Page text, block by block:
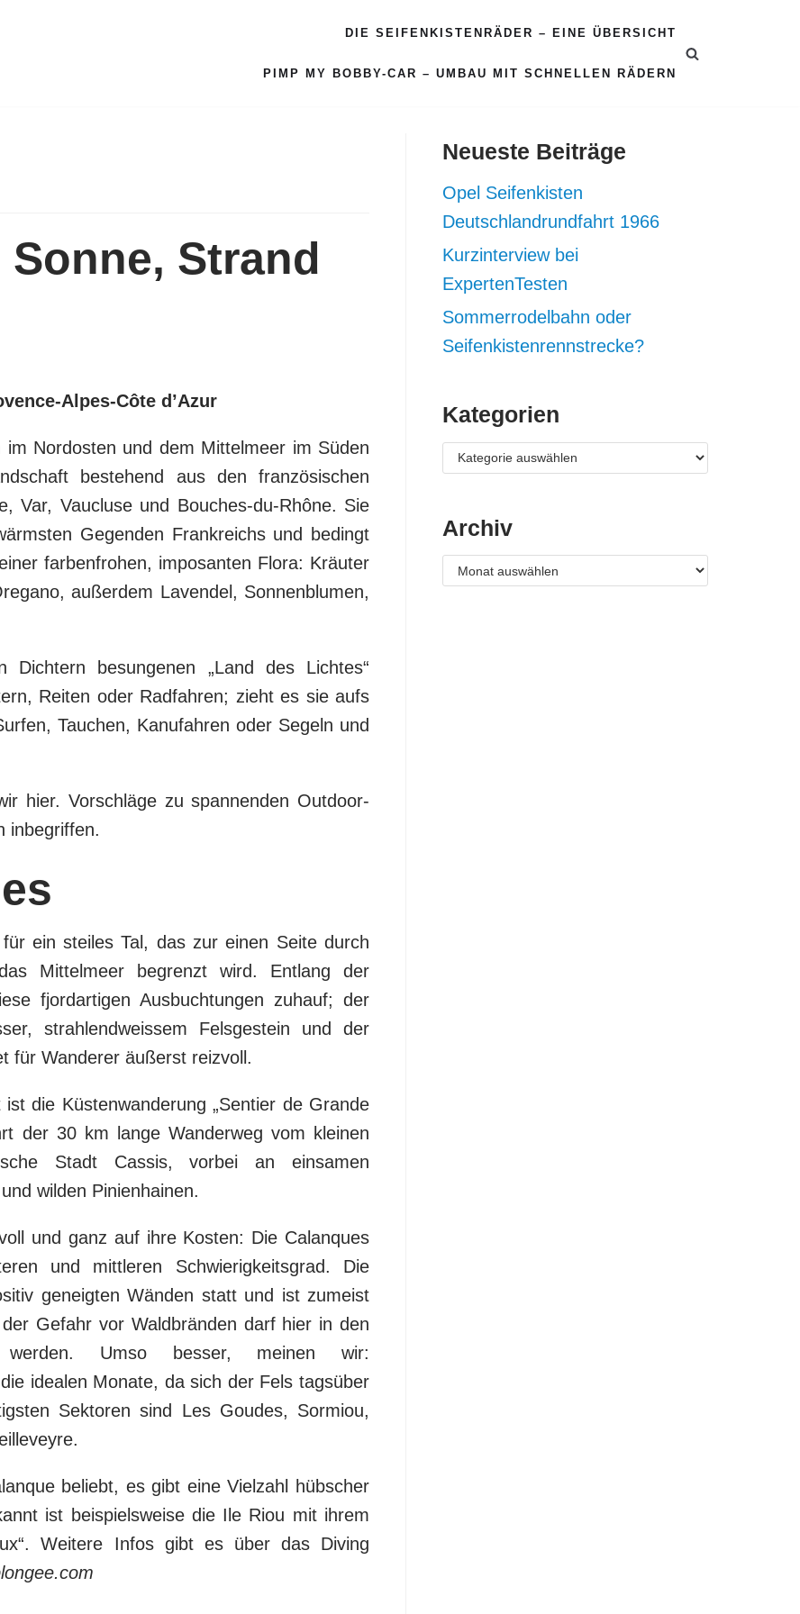
DIE SEIFENKISTENRÄDER – EINE ÜBERSICHT
PIMP MY BOBBY-CAR – UMBAU MIT SCHNELLEN RÄDERN
Strand
Alpes-Côte d’Azur
Nordosten und dem Mittelmeer im Süden
bestehend aus den französischen
Var, Vaucluse und Bouches-du-Rhône. Sie
Gegenden Frankreichs und bedingt
farbenfrohen, imposanten Flora: Kräuter
außerdem Lavendel, Sonnenblumen,
besungenen „Land des Lichtes“
Reiten oder Radfahren; zieht es sie aufs
Tauchen, Kanufahren oder Segeln und
hier. Vorschläge zu spannenden Outdoor-
inbegriffen.
ein steiles Tal, das zur einen Seite durch
Mittelmeer begrenzt wird. Entlang der
fjordartigen Ausbuchtungen zuhauf; der
strahlendweissem Felsgestein und der
für Wanderer äußerst reizvoll.
ist die Küstenwanderung „Sentier de Grande
der 30 km lange Wanderweg vom kleinen
Stadt Cassis, vorbei an einsamen
wilden Pinienhainen.
und ganz auf ihre Kosten: Die Calanques
und mittleren Schwierigkeitsgrad. Die
geneigten Wänden statt und ist zumeist
Gefahr vor Waldbränden darf hier in den
werden. Umso besser, meinen wir:
idealen Monate, da sich der Fels tagsüber
Sektoren sind Les Goudes, Sormiou,
beliebt, es gibt eine Vielzahl hübscher
ist beispielsweise die Ile Riou mit ihrem
Weitere Infos gibt es über das Diving
Neueste Beiträge
Opel Seifenkisten
Deutschlandrundfahrt 1966
Kurzinterview bei
ExpertenTesten
Sommerrodelbahn oder
Seifenkistenrennstrecke?
Kategorien
Archiv